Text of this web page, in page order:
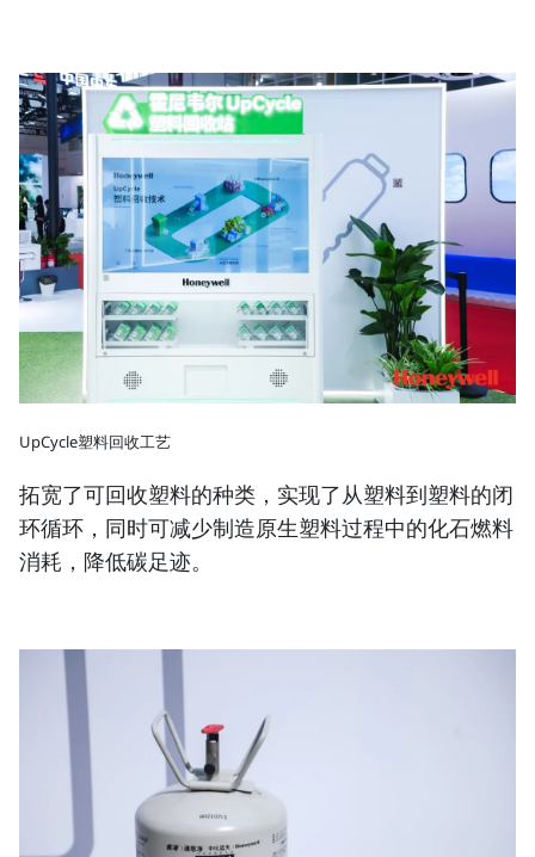
UpCycle塑料回收工艺
拓宽了可回收塑料的种类，实现了从塑料到塑料的闭
环循环，同时可减少制造原生塑料过程中的化石燃料
消耗，降低碳足迹。